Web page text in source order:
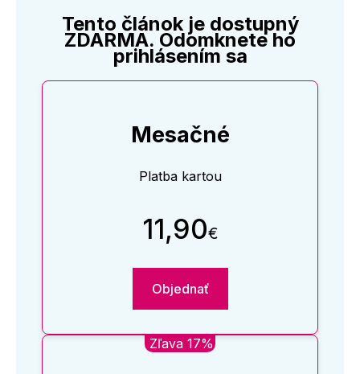
Tento článok je dostupný
ZDARMA. Odomknete ho
prihlásením sa
Mesačné
Platba kartou
11,90€
Objednať
Zľava 17%